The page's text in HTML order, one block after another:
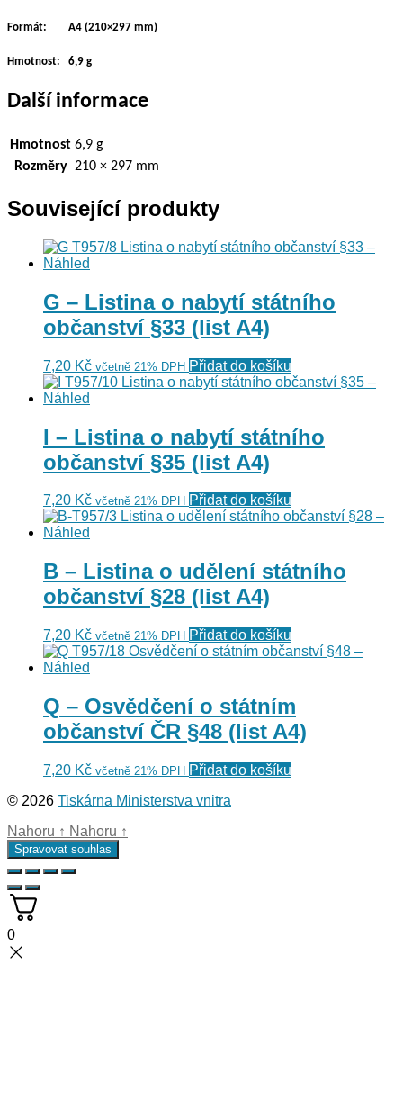
Formát: A4 (210×297 mm)
Hmotnost: 6,9 g
Další informace
Hmotnost 6,9 g
Rozměry 210 × 297 mm
Související produkty
G – Listina o nabytí státního
občanství §33 (list A4)
7,20 Kč včetně 21% DPH Přidat do košíku
I – Listina o nabytí státního
občanství §35 (list A4)
7,20 Kč včetně 21% DPH Přidat do košíku
B – Listina o udělení státního
občanství §28 (list A4)
7,20 Kč včetně 21% DPH Přidat do košíku
Q – Osvědčení o státním
občanství ČR §48 (list A4)
7,20 Kč včetně 21% DPH Přidat do košíku
© 2026 Tiskárna Ministerstva vnitra
Nahoru ↑ Nahoru ↑
Spravovat souhlas
0